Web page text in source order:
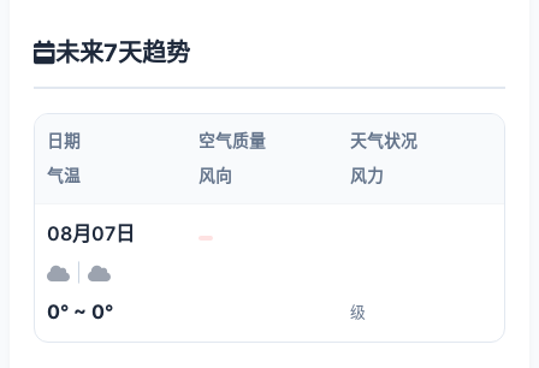
未来7天趋势
日期 空气质量
天气状况
气温
风向 风力
08月07日
0° ~ 0° 级